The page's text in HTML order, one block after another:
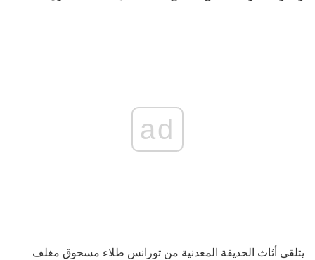
ad
يتلقى أثاث الحديقة المعدنية من تورانس طلاء مسحوق مغلف